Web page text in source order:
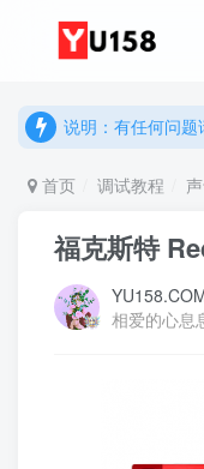
说明：有任何问
说明：有任何问题
首页 调试教程
福克斯特
相爱的心息